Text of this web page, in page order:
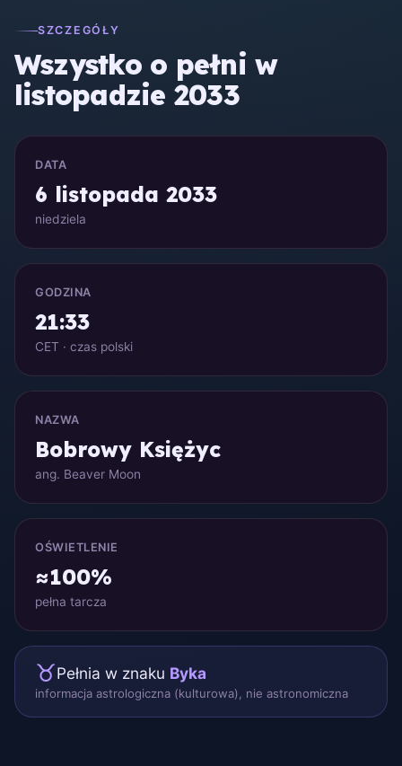
SZCZEGÓŁY
Wszystko o pełni w
listopadzie 2033
DATA
6 listopada 2033
niedziela
GODZINA
21:33
CET · czas polski
NAZWA
Bobrowy Księżyc
ang. Beaver Moon
OŚWIETLENIE
≈100%
pełna tarcza
♉Pełnia w znaku Byka
informacja astrologiczna (kulturowa), nie astronomiczna